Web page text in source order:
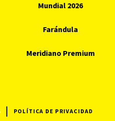
Mundial 2026
Farándula
Meridiano Premium
POLÍTICA DE PRIVACIDAD